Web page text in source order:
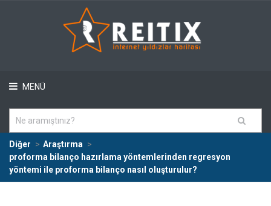
MENÜ
Diğer
Araştırma
proforma bilanço hazırlama yöntemlerinden regresyon
yöntemi ile proforma bilanço nasıl oluşturulur?